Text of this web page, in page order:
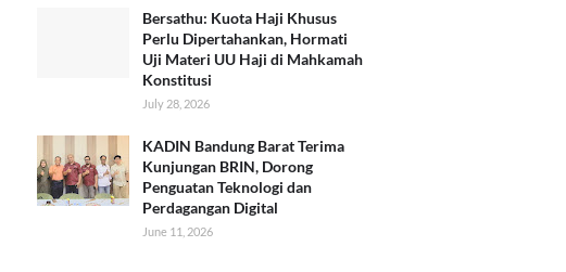
Bersathu: Kuota Haji Khusus
Perlu Dipertahankan, Hormati
Uji Materi UU Haji di Mahkamah
Konstitusi
July 28, 2026
KADIN Bandung Barat Terima
Kunjungan BRIN, Dorong
Penguatan Teknologi dan
Perdagangan Digital
June 11, 2026